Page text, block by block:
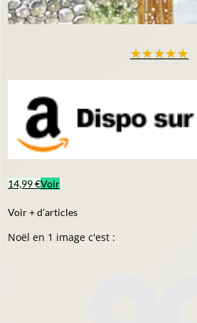
★★★★★
14,99 €Voir
Voir + d'articles
Noël en 1 image c'est :